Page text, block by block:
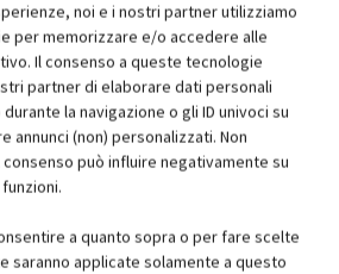
noi e i nostri partner utilizziamo
per memorizzare e/o accedere alle
Il consenso a queste tecnologie
partner di elaborare dati personali
la navigazione o gli ID univoci su
annunci (non) personalizzati. Non
può influire negativamente su
a quanto sopra o per fare scelte
saranno applicate solamente a questo
Messico – Francisco
&...